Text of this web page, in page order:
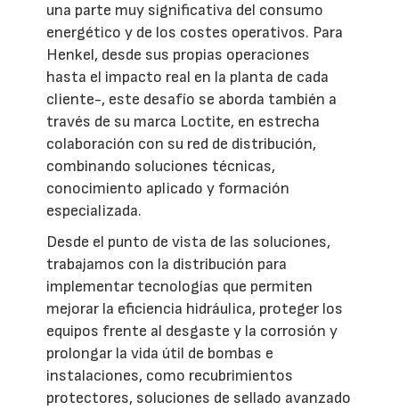
una parte muy significativa del consumo
energético y de los costes operativos. Para
Henkel, desde sus propias operaciones
hasta el impacto real en la planta de cada
cliente-, este desafío se aborda también a
través de su marca Loctite, en estrecha
colaboración con su red de distribución,
combinando soluciones técnicas,
conocimiento aplicado y formación
especializada.
Desde el punto de vista de las soluciones,
trabajamos con la distribución para
implementar tecnologías que permiten
mejorar la eficiencia hidráulica, proteger los
equipos frente al desgaste y la corrosión y
prolongar la vida útil de bombas e
instalaciones, como recubrimientos
protectores, soluciones de sellado avanzado